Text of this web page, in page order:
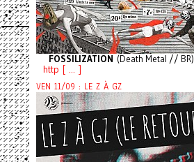
FOSSILIZATION (Death Metal // BR)
http [ ... ]
VEN 11/09 : LE Z À GZ